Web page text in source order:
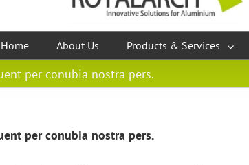
Home About Us Products & Services
per conubia nostra pers.
per conubia nostra pers.